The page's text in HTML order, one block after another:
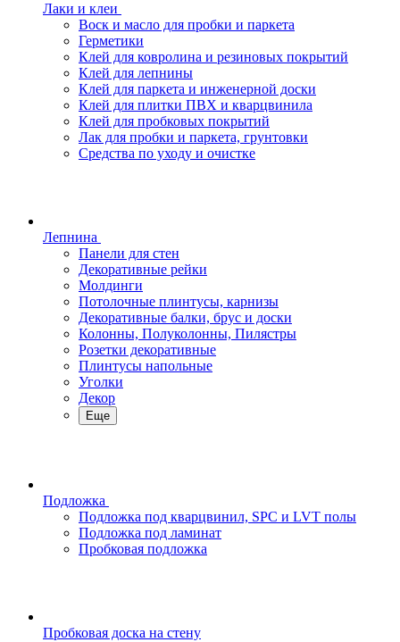
Лаки и клеи
Воск и масло для пробки и паркета
Герметики
Клей для ковролина и резиновых покрытий
Клей для лепнины
Клей для паркета и инженерной доски
Клей для плитки ПВХ и кварцвинила
Клей для пробковых покрытий
Лак для пробки и паркета, грунтовки
Средства по уходу и очистке
Лепнина
Панели для стен
Декоративные рейки
Молдинги
Потолочные плинтусы, карнизы
Декоративные балки, брус и доски
Колонны, Полуколонны, Пилястры
Розетки декоративные
Плинтусы напольные
Уголки
Декор
Еще
Подложка
Подложка под кварцвинил, SPC и LVT полы
Подложка под ламинат
Пробковая подложка
Пробковая доска на стену